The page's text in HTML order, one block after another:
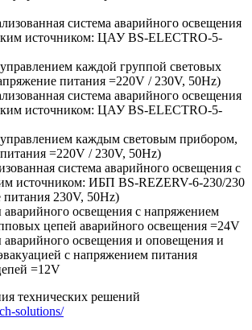
система аварийного освещения
источником: ЦАУ BS-ELEСTRO-5-
каждой группой световых
питания =220V / 230V, 50Hz)
система аварийного освещения
источником: ЦАУ BS-ELEСTRO-5-
каждым световым прибором,
=220V / 230V, 50Hz)
система аварийного освещения с
источником: ИБП BS-REZERV-6-230/230
230V, 50Hz)
освещения с напряжением
цепей аварийного освещения =24V
освещения и оповещения и
с напряжением питания
=12V
технических решений
solutions/